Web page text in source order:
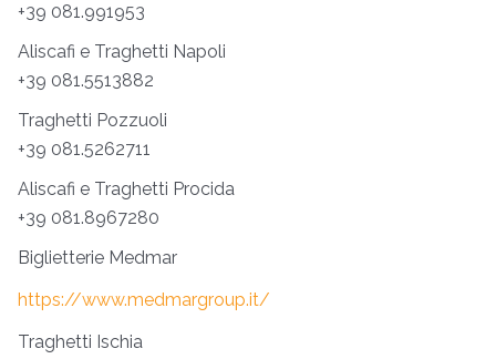
+39 081.991953
Aliscafi e Traghetti Napoli
+39 081.5513882
Traghetti Pozzuoli
+39 081.5262711
Aliscafi e Traghetti Procida
+39 081.8967280
Biglietterie Medmar
https://www.medmargroup.it/
Traghetti Ischia